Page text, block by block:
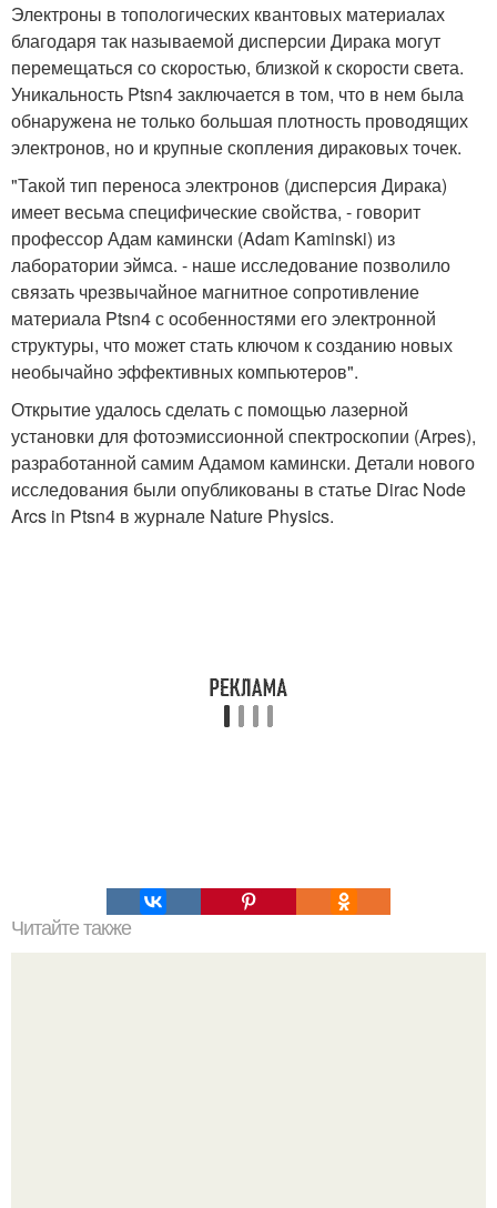
Электроны в топологических квантовых материалах
благодаря так называемой дисперсии Дирака могут
перемещаться со скоростью, близкой к скорости света.
Уникальность Ptsn4 заключается в том, что в нем была
обнаружена не только большая плотность проводящих
электронов, но и крупные скопления дираковых точек.
"Такой тип переноса электронов (дисперсия Дирака)
имеет весьма специфические свойства, - говорит
профессор Адам камински (Adam Kaminski) из
лаборатории эймса. - наше исследование позволило
связать чрезвычайное магнитное сопротивление
материала Ptsn4 с особенностями его электронной
структуры, что может стать ключом к созданию новых
необычайно эффективных компьютеров".
Открытие удалось сделать с помощью лазерной
установки для фотоэмиссионной спектроскопии (Arpes),
разработанной самим Адамом камински. Детали нового
исследования были опубликованы в статье Dirac Node
Arcs in Ptsn4 в журнале Nature Physics.
Читайте также